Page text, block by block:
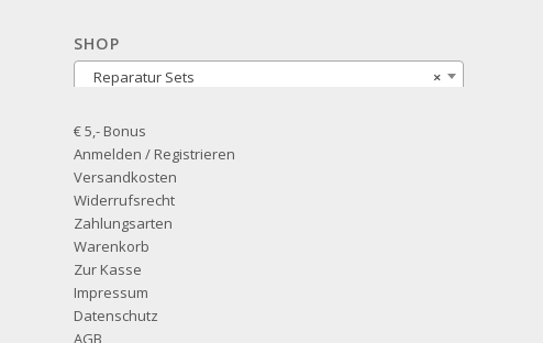
SHOP
×
Reparatur Sets
€ 5,- Bonus
Anmelden / Registrieren
Versandkosten
Widerrufsrecht
Zahlungsarten
Warenkorb
Zur Kasse
Impressum
Datenschutz
AGB